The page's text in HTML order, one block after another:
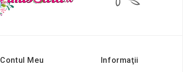
Contul Meu Informaţii